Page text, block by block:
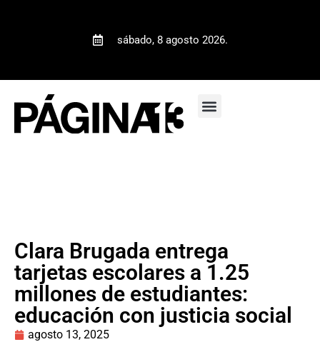
sábado, 8 agosto 2026.
Clara Brugada entrega
tarjetas escolares a 1.25
millones de estudiantes:
educación con justicia social
agosto 13, 2025